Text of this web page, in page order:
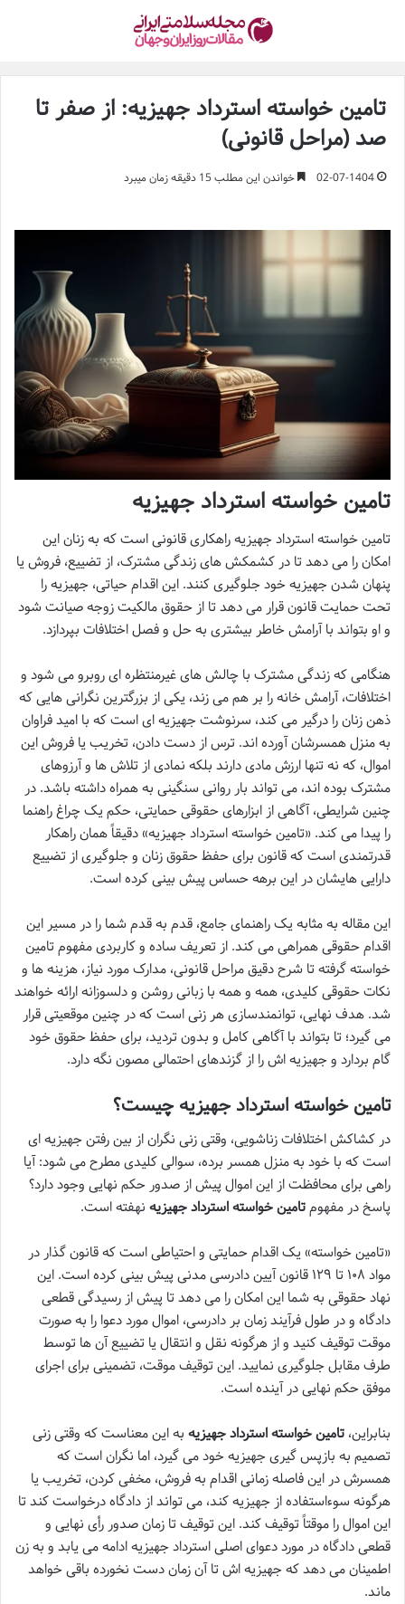
تامین خواسته استرداد جهیزیه: از صفر تا
صد (مراحل قانونی)
02-07-1404 خواندن این مطلب 15 دقیقه زمان میبرد
تامین خواسته استرداد جهیزیه
تامین خواسته استرداد جهیزیه راهکاری قانونی است که به زنان این
امکان را می دهد تا در کشمکش های زندگی مشترک، از تضییع، فروش یا
پنهان شدن جهیزیه خود جلوگیری کنند. این اقدام حیاتی، جهیزیه را
تحت حمایت قانون قرار می دهد تا از حقوق مالکیت زوجه صیانت شود
و او بتواند با آرامش خاطر بیشتری به حل و فصل اختلافات بپردازد.
هنگامی که زندگی مشترک با چالش های غیرمنتظره ای روبرو می شود و
اختلافات، آرامش خانه را بر هم می زند، یکی از بزرگترین نگرانی هایی که
ذهن زنان را درگیر می کند، سرنوشت جهیزیه ای است که با امید فراوان
به منزل همسرشان آورده اند. ترس از دست دادن، تخریب یا فروش این
اموال، که نه تنها ارزش مادی دارند بلکه نمادی از تلاش ها و آرزوهای
مشترک بوده اند، می تواند بار روانی سنگینی به همراه داشته باشد. در
چنین شرایطی، آگاهی از ابزارهای حقوقی حمایتی، حکم یک چراغ راهنما
را پیدا می کند. «تامین خواسته استرداد جهیزیه» دقیقاً همان راهکار
قدرتمندی است که قانون برای حفظ حقوق زنان و جلوگیری از تضییع
دارایی هایشان در این برهه حساس پیش بینی کرده است.
این مقاله به مثابه یک راهنمای جامع، قدم به قدم شما را در مسیر این
اقدام حقوقی همراهی می کند. از تعریف ساده و کاربردی مفهوم تامین
خواسته گرفته تا شرح دقیق مراحل قانونی، مدارک مورد نیاز، هزینه ها و
نکات حقوقی کلیدی، همه و همه با زبانی روشن و دلسوزانه ارائه خواهند
شد. هدف نهایی، توانمندسازی هر زنی است که در چنین موقعیتی قرار
می گیرد؛ تا بتواند با آگاهی کامل و بدون تردید، برای حفظ حقوق خود
گام بردارد و جهیزیه اش را از گزندهای احتمالی مصون نگه دارد.
تامین خواسته استرداد جهیزیه چیست؟
در کشاکش اختلافات زناشویی، وقتی زنی نگران از بین رفتن جهیزیه ای
است که با خود به منزل همسر برده، سوالی کلیدی مطرح می شود: آیا
راهی برای محافظت از این اموال پیش از صدور حکم نهایی وجود دارد؟
پاسخ در مفهومتامین خواسته استرداد جهیزیه نهفته است.
«تامین خواسته» یک اقدام حمایتی و احتیاطی است که قانون گذار در
مواد ۱۰۸ تا ۱۲۹ قانون آیین دادرسی مدنی پیش بینی کرده است. این
نهاد حقوقی به شما این امکان را می دهد تا پیش از رسیدگی قطعی
دادگاه و در طول فرآیند زمان بر دادرسی، اموال مورد دعوا را به صورت
موقت توقیف کنید و از هرگونه نقل و انتقال یا تضییع آن ها توسط
طرف مقابل جلوگیری نمایید. این توقیف موقت، تضمینی برای اجرای
موفق حکم نهایی در آینده است.
بنابراین، تامین خواسته استرداد جهیزیه به این معناست که وقتی زنی
تصمیم به بازپس گیری جهیزیه خود می گیرد، اما نگران است که
همسرش در این فاصله زمانی اقدام به فروش، مخفی کردن، تخریب یا
هرگونه سوءاستفاده از جهیزیه کند، می تواند از دادگاه درخواست کند تا
این اموال را موقتاً توقیف کند. این توقیف تا زمان صدور رأی نهایی و
قطعی دادگاه در مورد دعوای اصلی استرداد جهیزیه ادامه می یابد و به زن
اطمینان می دهد که جهیزیه اش تا آن زمان دست نخورده باقی خواهد
ماند.